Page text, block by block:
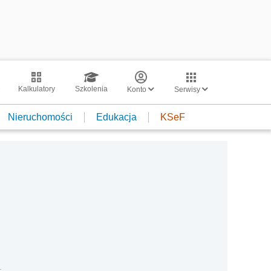
Kalkulatory Szkolenia Konto Serwisy
Nieruchomości Edukacja KSeF